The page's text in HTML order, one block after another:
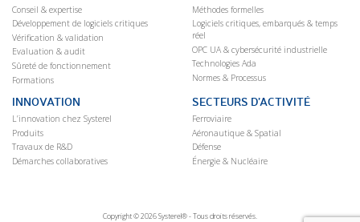
Conseil & expertise
Développement de logiciels critiques
Vérification & validation
Evaluation & audit
Sûreté de fonctionnement
Formations
Méthodes formelles
Logiciels critiques, embarqués & temps
réel
OPC UA & cybersécurité industrielle
Technologies Ada
Normes & Processus
INNOVATION
L’innovation chez Systerel
Produits
Travaux de R&D
Démarches collaboratives
SECTEURS D’ACTIVITÉ
Ferroviaire
Aéronautique & Spatial
Défense
Énergie & Nucléaire
Copyright © 2026 Systerel® - Tous droits réservés.